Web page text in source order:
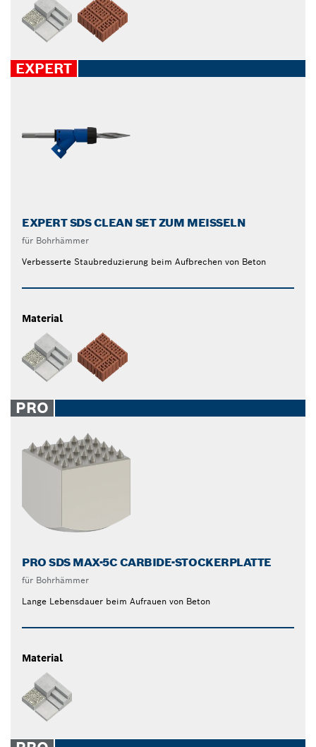
EXPERT
EXPERT SDS CLEAN SET ZUM MEISSELN
für Bohrhämmer
Verbesserte Staubreduzierung beim Aufbrechen von Beton
Material
PRO
PRO SDS MAX-5C CARBIDE-STOCKERPLATTE
für Bohrhämmer
Lange Lebensdauer beim Aufrauen von Beton
Material